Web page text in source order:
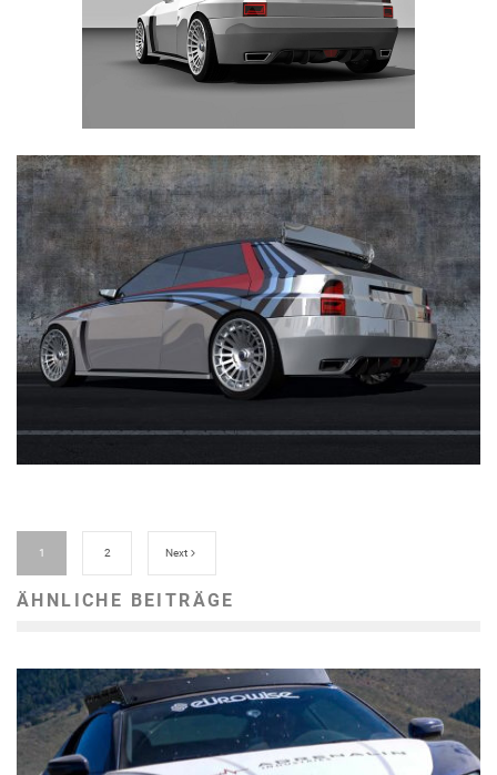
1 2 Next
ÄHNLICHE BEITRÄGE